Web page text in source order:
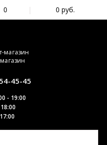
0 | 0 руб.
45-45
- 19:00